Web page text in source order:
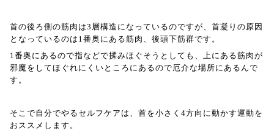
首の後ろ側の筋肉は3 層構造になっているのですが、首凝りの原因
となっているのは 1番奥にある筋肉、後頭下筋群です。
1番奥にあるので指などで揉みほぐそうとしても、上にある筋肉が
邪魔をしてほぐれにくいところにあるので厄介な場所にあるんで
す。
そこで自分でやるセルフケアは、首を小さく 4方向に動かす運動を
おススメします。